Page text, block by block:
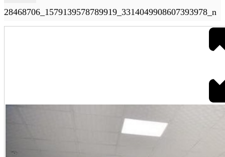
28468706_1579139578789919_3314049908607393978_n